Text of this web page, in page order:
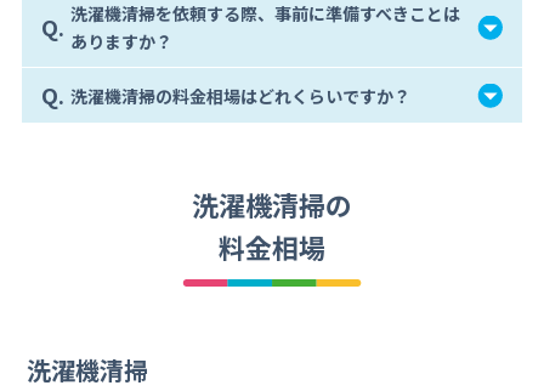
Q. 洗濯機清掃を依頼する際、事前に準備すべきことは
ありますか？
Q. 洗濯機清掃の料金相場はどれくらいですか？
洗濯機清掃の
料金相場
洗濯機清掃